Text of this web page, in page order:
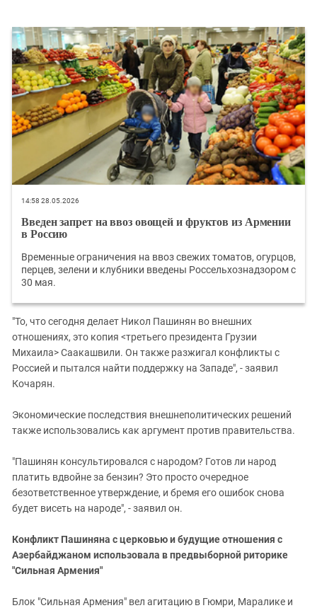
14:58 28.05.2026
Введен запрет на ввоз овощей и фруктов из Армении
в Россию
Временные ограничения на ввоз свежих томатов, огурцов,
перцев, зелени и клубники введены Россельхознадзором с
30 мая.
"То, что сегодня делает Никол Пашинян во внешних
отношениях, это копия <третьего президента Грузии
Михаила> Саакашвили. Он также разжигал конфликты с
Россией и пытался найти поддержку на Западе", - заявил
Кочарян.
Экономические последствия внешнеполитических решений
также использовались как аргумент против правительства.
"Пашинян консультировался с народом? Готов ли народ
платить вдвойне за бензин? Это просто очередное
безответственное утверждение, и бремя его ошибок снова
будет висеть на народе", - заявил он.
Конфликт Пашиняна с церковью и будущие отношения с
Азербайджаном использовала в предвыборной риторике
"Сильная Армения"
Блок "Сильная Армения" вел агитацию в Гюмри, Маралике и